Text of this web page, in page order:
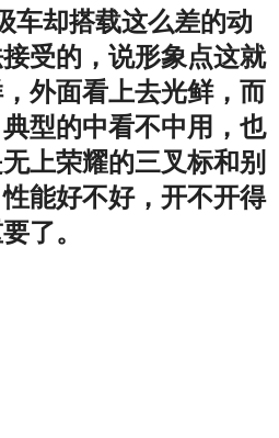
车却搭载这么差的动
受的，说形象点这就
外面看上去光鲜，而
型的中看不中用，也
上荣耀的三叉标和别
能好不好，开不开得
了。